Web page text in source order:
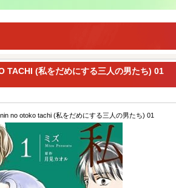
TACHI (私をだめにする三人の男たち) 01
no otoko tachi (私をだめにする三人の男たち) 01